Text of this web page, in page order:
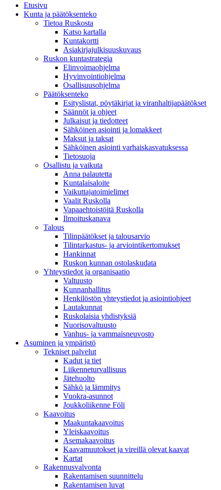
Etusivu
Kunta ja päätöksenteko
Tietoa Ruskosta
Katso kartalla
Kuntakortti
Asiakirjajulkisuuskuvaus
Ruskon kuntastrategia
Elinvoimaohjelma
Hyvinvointiohjelma
Osallisuusohjelma
Päätöksenteko
Esityslistat, pöytäkirjat ja viranhaltijapäätökset
Säännöt ja ohjeet
Julkaisut ja tiedotteet
Sähköinen asiointi ja lomakkeet
Maksut ja taksat
Sähköinen asiointi varhaiskasvatuksessa
Tietosuoja
Osallistu ja vaikuta
Anna palautetta
Kuntalaisaloite
Vaikuttajatoimielimet
Vaalit Ruskolla
Vapaaehtoistöitä Ruskolla
Ilmoituskanava
Talous
Tilinpäätökset ja talousarvio
Tilintarkastus- ja arviointikertomukset
Hankinnat
Ruskon kunnan ostolaskudata
Yhteystiedot ja organisaatio
Valtuusto
Kunnanhallitus
Henkilöstön yhteystiedot ja asiointiohjeet
Lautakunnat
Ruskolaisia yhdistyksiä
Nuorisovaltuusto
Vanhus- ja vammaisneuvosto
Asuminen ja ympäristö
Tekniset palvelut
Kadut ja tiet
Liikenneturvallisuus
Jätehuolto
Sähkö ja lämmitys
Vuokra-asunnot
Joukkoliikenne Föli
Kaavoitus
Maakuntakaavoitus
Yleiskaavoitus
Asemakaavoitus
Kaavamuutokset ja vireillä olevat kaavat
Kartat
Rakennusvalvonta
Rakentamisen suunnittelu
Rakentamisen luvat